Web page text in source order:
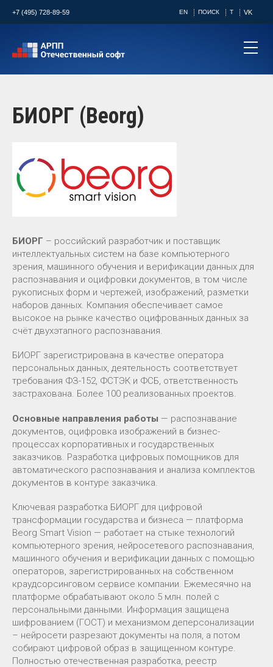
+7 (495) 728-89-59 EN ПОИСК T VK
БИОРГ (Beorg)
БИОРГ – российский разработчик и поставщик
интеллектуальных систем на базе компьютерного
зрения, машинного обучения и верификации данных для
распознавания и оцифровки документов, в том числе
рукописных форм и чертежей, изображений, разметки
наборов данных. Компания обеспечивает самое
высокое на рынке качество оцифрованных данных за
счёт двухэтапного распознавания.
БИОРГ зарегистрирована в качестве оператора
персональных данных, деятельность соответствует
требования ФЗ-152, ФСТЭК и ФСБ, ответственность
застрахована. Более 100 реализованных проектов.
Основные направления работы — распознавание
документов, оцифровка изображений в бизнес-
процессах корпоративных и государственных
заказчиков. Разработка цифровых помощников для
автоматического распознавания и анализа комплектов
документов в контуре заказчика.
Ключевая разработка БИОРГ для цифровой
трансформации государства и бизнеса — платформа
Beorg Smart Vision — работает на стыке технологий
компьютерного зрения, нейросетевого распознавания,
машинного обучения и верификации данных с помощью
операторов, зарегистрированных на собственном
краудсорсинговом сервисе компании. Ежемесячно на
платформе обрабатывают около 5 млн. полей с
персональными данными. Информация защищена
шифрованием (ГОСТ) и механизмом деперсонализации
– нейросети разрезают документы на поля, а потом
собирают цифровой образ в защищенном контуре.
Полностью отечественная разработка, реестр